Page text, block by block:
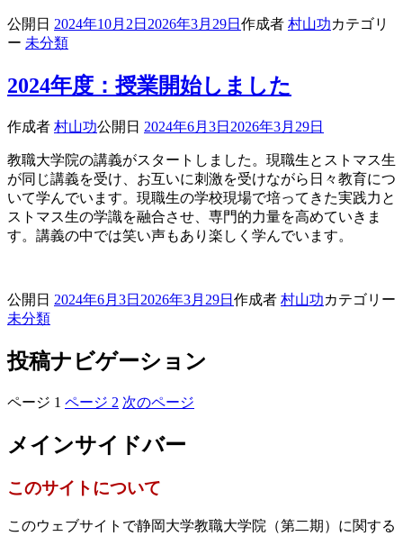
公開日 2024年10月2日 2026年3月29日 作成者 村山功カテゴリ
ー 未分類
2024年度：授業開始しました
作成者 村山功公開日 2024年6月3日 2026年3月29日
教職大学院の講義がスタートしました。現職生とストマス生
が同じ講義を受け、お互いに刺激を受けながら日々教育につ
いて学んでいます。現職生の学校現場で培ってきた実践力と
ストマス生の学識を融合させ、専門的力量を高めていきま
す。講義の中では笑い声もあり楽しく学んでいます。
公開日 2024年6月3日 2026年3月29日 作成者 村山功カテゴリー
未分類
投稿ナビゲーション
ページ 1 ページ 2 次のページ
メインサイドバー
このサイトについて
このウェブサイトで静岡大学教職大学院（第二期）に関する